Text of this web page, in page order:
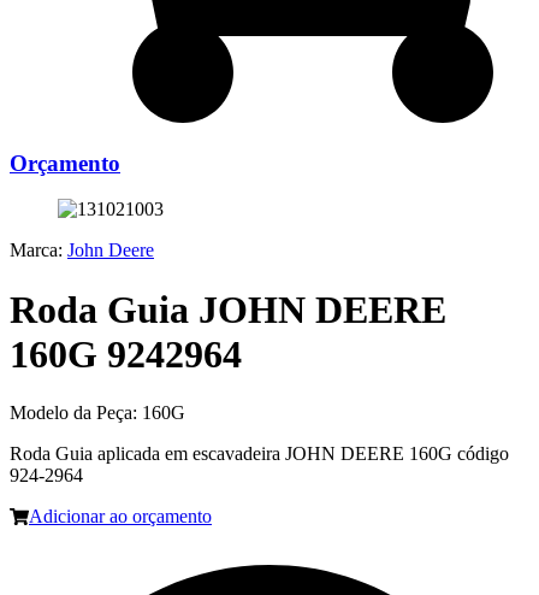
Orçamento
Marca: John Deere
Roda Guia JOHN DEERE
160G 9242964
Modelo da Peça: 160G
Roda Guia aplicada em escavadeira JOHN DEERE 160G código
924-2964
Adicionar ao orçamento